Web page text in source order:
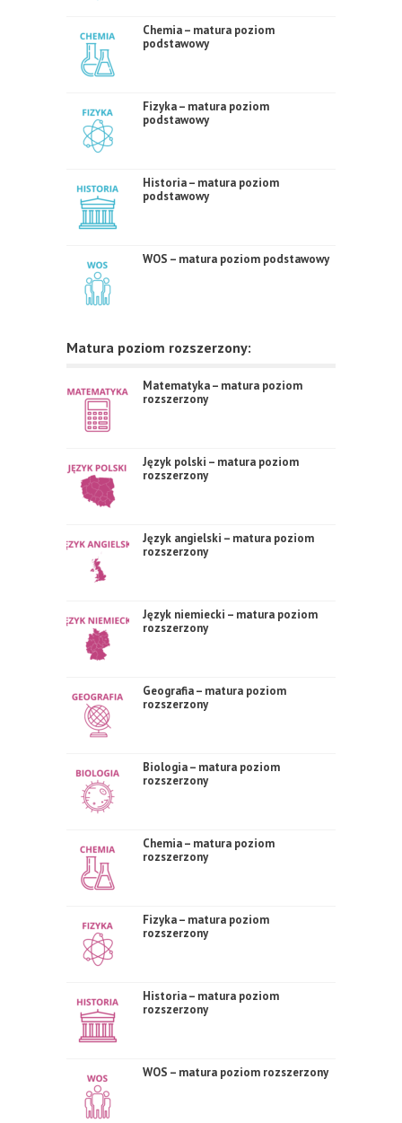
Chemia – matura poziom
podstawowy
Fizyka – matura poziom
podstawowy
Historia – matura poziom
podstawowy
WOS – matura poziom podstawowy
Matura poziom rozszerzony:
Matematyka – matura poziom
rozszerzony
Język polski – matura poziom
rozszerzony
Język angielski – matura poziom
rozszerzony
Język niemiecki – matura poziom
rozszerzony
Geografia – matura poziom
rozszerzony
Biologia – matura poziom
rozszerzony
Chemia – matura poziom
rozszerzony
Fizyka – matura poziom
rozszerzony
Historia – matura poziom
rozszerzony
WOS – matura poziom rozszerzony